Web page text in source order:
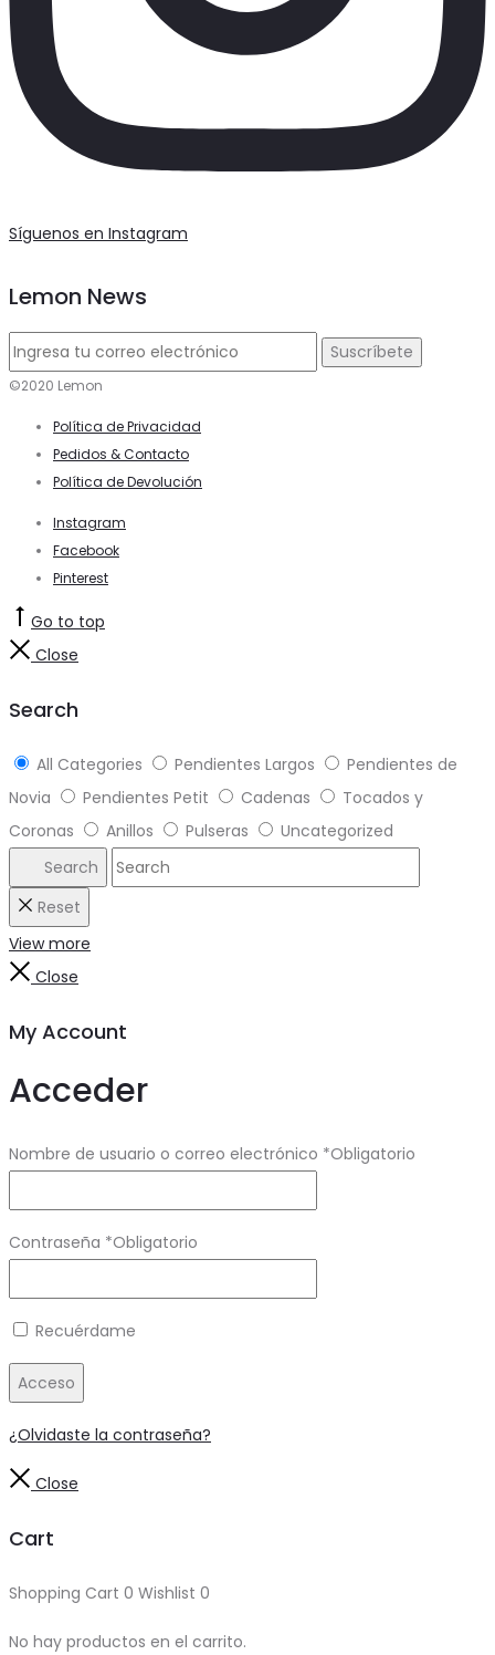
Síguenos en Instagram
Lemon News
©2020 Lemon
Política de Privacidad
Pedidos & Contacto
Política de Devolución
Instagram
Facebook
Pinterest
Go to top
Close
Search
All Categories Pendientes Largos
Pendientes de
Novia
Pendientes Petit Cadenas
Tocados y
Coronas
Anillos Pulseras
Uncategorized
Search
Reset
View more
Close
My Account
Acceder
Nombre de usuario o correo electrónico *Obligatorio
Contraseña *Obligatorio
Recuérdame
Acceso
¿Olvidaste la contraseña?
Close
Cart
Shopping Cart 0 Wishlist 0
No hay productos en el carrito.